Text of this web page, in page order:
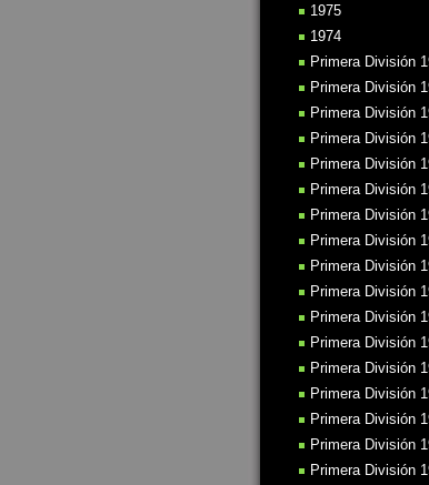
1975
1974
Primera División
Primera División
Primera División
Primera División
Primera División
Primera División
Primera División
Primera División
Primera División
Primera División
Primera División
Primera División
Primera División
Primera División
Primera División
Primera División
Primera División